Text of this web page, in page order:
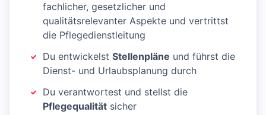
fachlicher, gesetzlicher und
qualitätsrelevanter Aspekte und vertrittst
die Pflegedienstleitung
Du entwickelst Stellenpläne und führst die
Dienst- und Urlaubsplanung durch
Du verantwortest und stellst die
Pflegequalität sicher